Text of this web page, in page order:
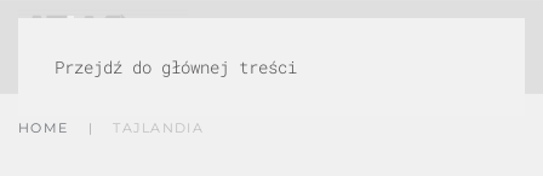
Przejdź do głównej treści
HOME TAJLANDIA